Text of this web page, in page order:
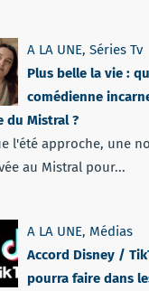
A LA UNE, Séries Tv
Plus belle la vie :
comédienne
du Mistral ?
l'été approche, une
au Mistral pour...
A LA UNE, Médias
Accord Disney /
pourra faire dans